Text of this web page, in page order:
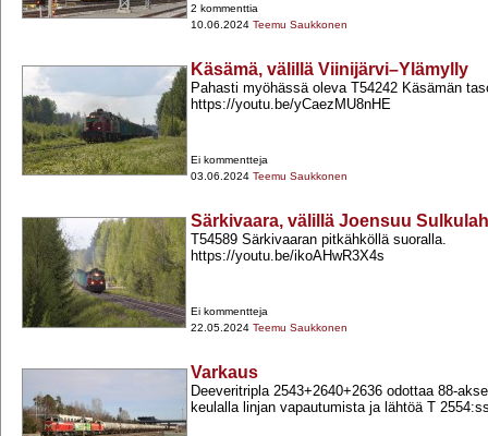
2 kommenttia
10.06.2024 Teemu Saukkonen
Käsämä, välillä Viinijärvi–Ylämylly
Pahasti myöhässä oleva T54242 Käsämän
https://youtu.be/yCaezMU8nHE
Ei kommentteja
03.06.2024 Teemu Saukkonen
Särkivaara, välillä Joensuu
T54589 Särkivaaran pitkähköllä suoralla.
https://youtu.be/ikoAHwR3X4s
Ei kommentteja
22.05.2024 Teemu Saukkonen
Varkaus
Deeveritripla 2543+​2640+​2636 odottaa 88-​
keulalla linjan vapautumista ja lähtöä T